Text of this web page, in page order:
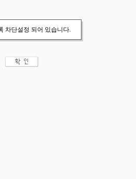
차단설정 되어 있습니다.